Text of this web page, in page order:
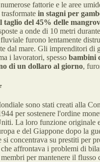
fattorie e le aree
in stagni per
taglio del 45% delle
a onde di 10 metri
furono lentamente
dal mare. Gli imprenditori di
i lavoratori, spesso bambini
di un dollaro al giorno,
sono stati creati alla
per sostenere l'ordine
La loro funzione originale
e del Giappone dopo la
concentrava su prestiti per
affrontava i problemi di
per mantenere il flusso